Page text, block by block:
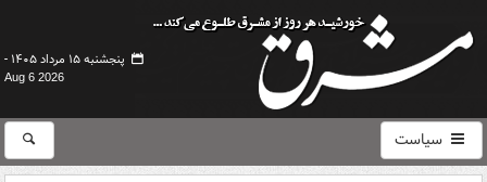
پنجشنبه ۱۵ مرداد ۱۴۰۵ -
Aug 6 2026
سیاست